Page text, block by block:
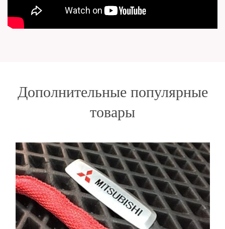
Дополнительные популярные
товары